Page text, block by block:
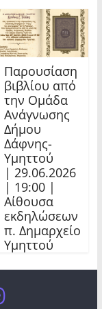
Παρουσίαση
βιβλίου από
την Ομάδα
Ανάγνωσης
Δήμου
Δάφνης-
Υμηττού
| 29.06.2026
| 19:00 |
Αίθουσα
εκδηλώσεων
π. Δημαρχείο
Υμηττού